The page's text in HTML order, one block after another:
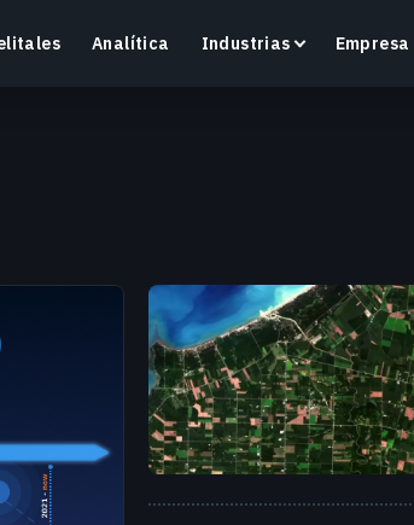
la salud de los cultivos y las condiciones
con una plataforma inteligente de
de precisión.
Analítica Industrias Empresa